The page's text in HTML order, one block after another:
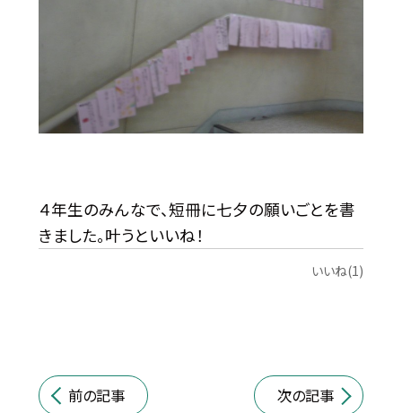
４年生のみんなで、短冊に七夕の願いごとを書
きました。叶うといいね！
いいね(1)
前の記事 次の記事